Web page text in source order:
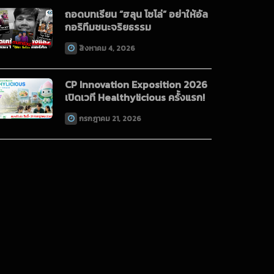
ถอดบทเรียน “ฮลุน โซโล่” อย่าให้อัล
กอริทึมชนะจริยธรรม
สิงหาคม 4, 2026
CP Innovation Exposition 2026
เปิดเวที Healthylicious ครั้งแรก!
กรกฎาคม 21, 2026